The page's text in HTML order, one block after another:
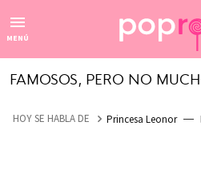
MENÚ
FAMOSOS, PERO NO
HOY SE HABLA DE Princesa Leonor